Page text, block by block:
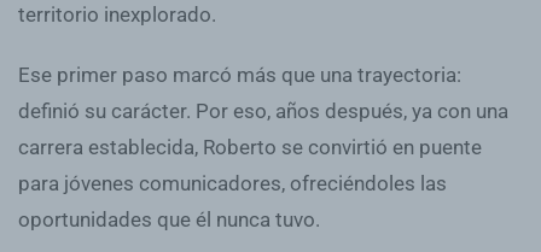
territorio inexplorado.
Ese primer paso marcó más que una trayectoria:
definió su carácter. Por eso, años después, ya con una
carrera establecida, Roberto se convirtió en puente
para jóvenes comunicadores, ofreciéndoles las
oportunidades que él nunca tuvo.